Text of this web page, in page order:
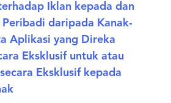
Iklan kepada dan
daripada Kanak-
Aplikasi yang Direka
Eksklusif untuk atau
Eksklusif kepada